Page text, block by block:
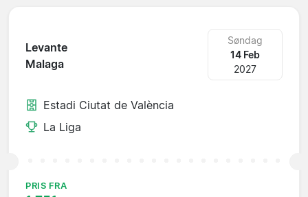
Levante
Malaga
Søndag
14 Feb
2027
Estadi Ciutat de València
La Liga
PRIS FRA